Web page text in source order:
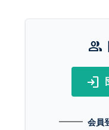
group
login
会員